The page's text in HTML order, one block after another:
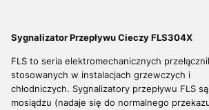
Sygnalizator Przepływu Cieczy FLS304X
FLS to seria elektromechanicznych
stosowanych w instalacjach grzewczych i
chłodniczych. Sygnalizatory przepływu FLS
mosiądzu (nadaje się do normalnego